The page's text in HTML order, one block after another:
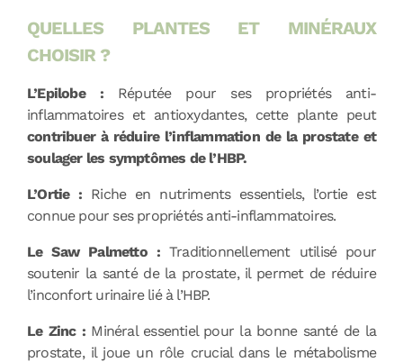
QUELLES PLANTES ET MINÉRAUX
CHOISIR ?
L’Epilobe : Réputée pour ses propriétés anti-
inflammatoires et antioxydantes, cette plante peut
contribuer à réduire l’inflammation de la prostate et
soulager les symptômes de l’HBP.
L’Ortie : Riche en nutriments essentiels, l’ortie est
connue pour ses propriétés anti-inflammatoires.
Le Saw Palmetto : Traditionnellement utilisé pour
soutenir la santé de la prostate, il permet de réduire
l’inconfort urinaire lié à l’HBP.
Le Zinc : Minéral essentiel pour la bonne santé de la
prostate, il joue un rôle crucial dans le métabolisme